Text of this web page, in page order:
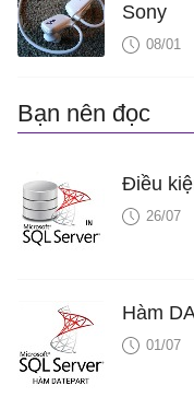
Sony
08/01
Bạn nên đọc
Điều
26/07
Hàm
01/07